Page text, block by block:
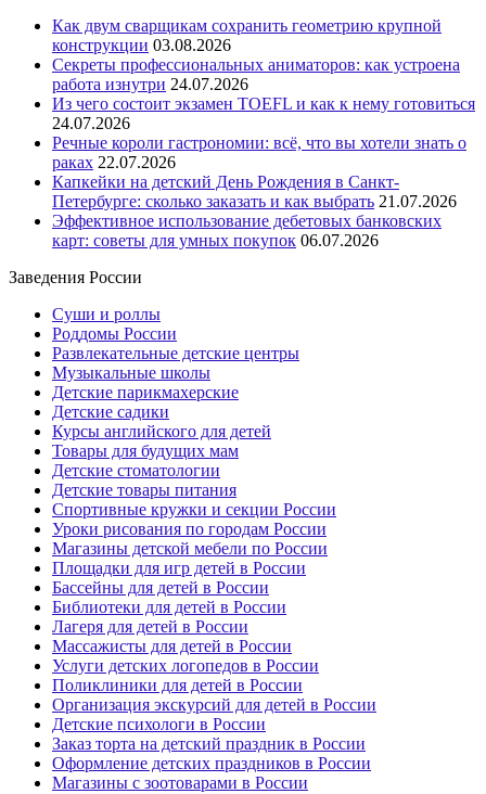
Как двум сварщикам сохранить геометрию крупной
конструкции 03.08.2026
Секреты профессиональных аниматоров: как устроена
работа изнутри 24.07.2026
Из чего состоит экзамен TOEFL и как к нему готовиться
24.07.2026
Речные короли гастрономии: всё, что вы хотели знать о
раках 22.07.2026
Капкейки на детский День Рождения в Санкт-
Петербурге: сколько заказать и как выбрать 21.07.2026
Эффективное использование дебетовых банковских
карт: советы для умных покупок 06.07.2026
Заведения России
Суши и роллы
Роддомы России
Развлекательные детские центры
Музыкальные школы
Детские парикмахерские
Детские садики
Курсы английского для детей
Товары для будущих мам
Детские стоматологии
Детские товары питания
Спортивные кружки и секции России
Уроки рисования по городам России
Магазины детской мебели по России
Площадки для игр детей в России
Бассейны для детей в России
Библиотеки для детей в России
Лагеря для детей в России
Массажисты для детей в России
Услуги детских логопедов в России
Поликлиники для детей в России
Организация экскурсий для детей в России
Детские психологи в России
Заказ торта на детский праздник в России
Оформление детских праздников в России
Магазины с зоотоварами в России